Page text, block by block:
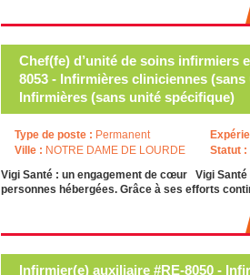
Chef(fe) d’unité de soins infirmiers
8053 - Infirmières cliniciennes
Infirmières (sans unité spécifique)
Type de poste : Permanent
Ville : NOTRE DAME DE LOURDE
Statut :
Vigi Santé : un engagement de cœur Vigi
personnes hébergées. Grâce à ses efforts
Infirmier(e) auxiliaire #RE-8050 -